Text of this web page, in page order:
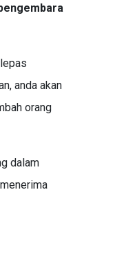
anda akan
orang
dalam